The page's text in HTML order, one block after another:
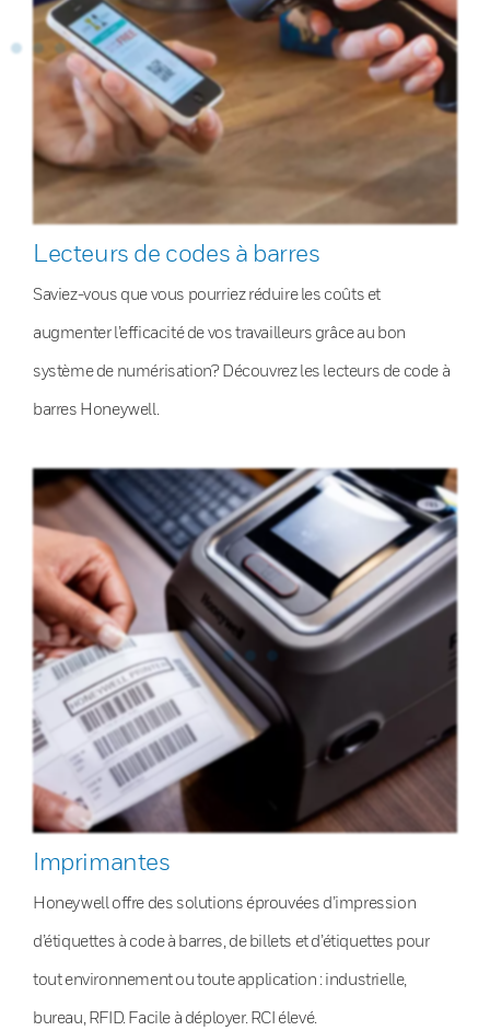
Lecteurs de codes à barres
Saviez-vous que vous pourriez réduire les coûts et
augmenter l’efficacité de vos travailleurs grâce au bon
système de numérisation? Découvrez les lecteurs de code à
barres Honeywell.
Imprimantes
Honeywell offre des solutions éprouvées d’impression
d’étiquettes à code à barres, de billets et d’étiquettes pour
tout environnement ou toute application : industrielle,
bureau, RFID. Facile à déployer. RCI élevé.